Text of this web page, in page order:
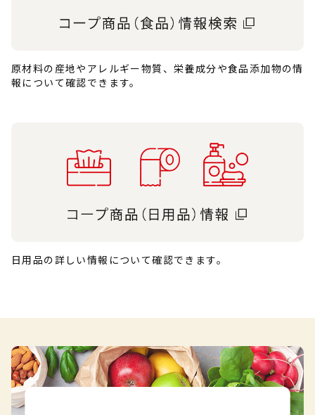
原材料の産地やアレルギー物質、栄養成分や食品添加物の情
報について確認できます。
日用品の詳しい情報について確認できます。